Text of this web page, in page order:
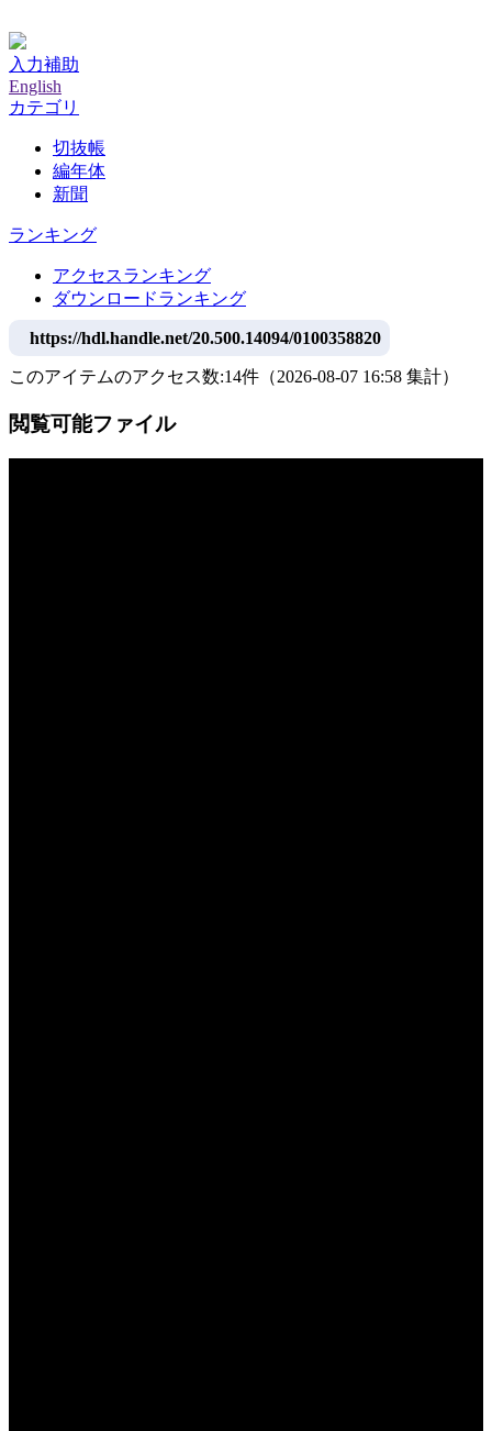
入力補助
English
カテゴリ
切抜帳
編年体
新聞
ランキング
アクセスランキング
ダウンロードランキング
https://hdl.handle.net/20.500.14094/0100358820
このアイテムのアクセス数:14件 （2026-08-07 16:58 集計）
閲覧可能ファイル